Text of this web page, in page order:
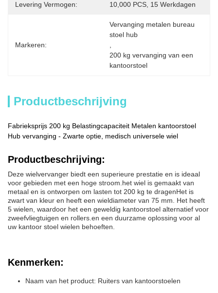
Levering Vermogen: 10,000 PCS, 15 Werkdagen
Markeren:
Vervanging metalen bureau
stoel hub
200 kg vervanging van een
kantoorstoel
Productbeschrijving
Fabrieksprijs 200 kg Belastingcapaciteit Metalen kantoorstoel
Hub vervanging - Zwarte optie, medisch universele wiel
Productbeschrijving:
Deze wielvervanger biedt een superieure prestatie en is ideaal
voor gebieden met een hoge stroom.het wiel is gemaakt van
metaal en is ontworpen om lasten tot 200 kg te dragenHet is
zwart van kleur en heeft een wieldiameter van 75 mm. Het heeft
5 wielen, waardoor het een geweldig kantoorstoel alternatief voor
zweefvliegtuigen en rollers.en een duurzame oplossing voor al
uw kantoor stoel wielen behoeften.
Kenmerken:
Naam van het product: Ruiters van kantoorstoelen